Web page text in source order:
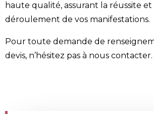
haute qualité, assurant la réussite
déroulement de vos manifestations.
Pour toute demande de
devis, n’hésitez pas à nous contacter.